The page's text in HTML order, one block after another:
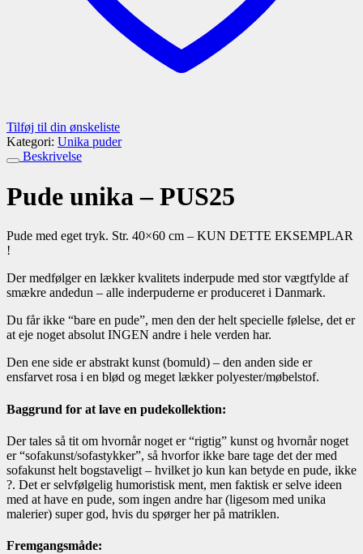
Tilføj til din ønskeliste
Kategori: Unika puder
Beskrivelse
Pude unika – PUS25
Pude med eget tryk. Str. 40×60 cm – KUN DETTE EKSEMPLAR
!
Der medfølger en lækker kvalitets inderpude med stor vægtfylde af
smækre andedun – alle inderpuderne er produceret i Danmark.
Du får ikke “bare en pude”, men den der helt specielle følelse, det er
at eje noget absolut INGEN andre i hele verden har.
Den ene side er abstrakt kunst (bomuld) – den anden side er
ensfarvet rosa i en blød og meget lækker polyester/møbelstof.
Baggrund for at lave en pudekollektion:
Der tales så tit om hvornår noget er “rigtig” kunst og hvornår noget
er “sofakunst/sofastykker”, så hvorfor ikke bare tage det der med
sofakunst helt bogstaveligt – hvilket jo kun kan betyde en pude, ikke
?. Det er selvfølgelig humoristisk ment, men faktisk er selve ideen
med at have en pude, som ingen andre har (ligesom med unika
malerier) super god, hvis du spørger her på matriklen.
Fremgangsmåde: